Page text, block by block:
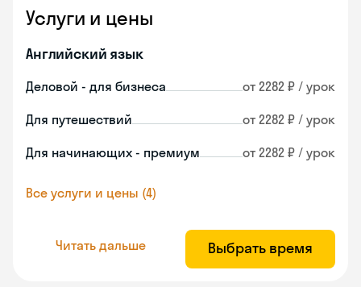
Услуги и цены
Английский язык
Деловой - для бизнеса от 2282 ₽ / урок
Для путешествий от 2282 ₽ / урок
Для начинающих - премиум от 2282 ₽ / урок
Все услуги и цены (4)
Читать дальше Выбрать время